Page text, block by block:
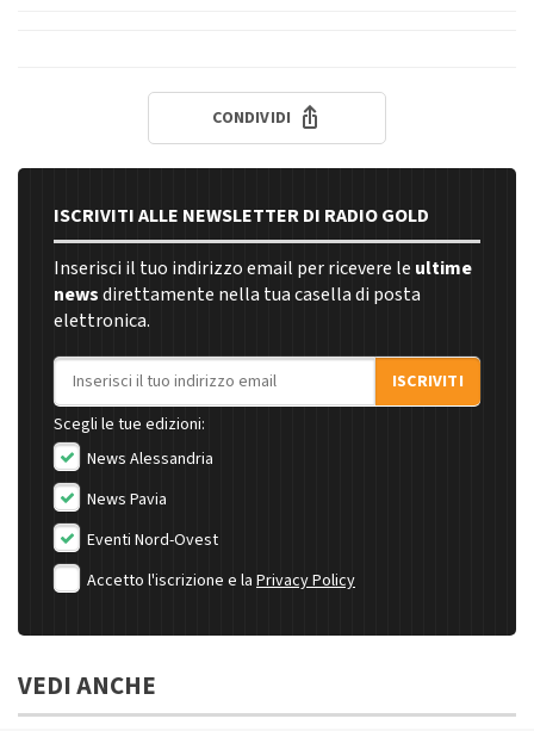
CONDIVIDI
ISCRIVITI ALLE NEWSLETTER DI RADIO GOLD
Inserisci il tuo indirizzo email per ricevere le ultime
newsdirettamente nella tua casella di posta
elettronica.
Indirizzo email
ISCRIVITI
Scegli le tue edizioni:
News Alessandria
News Pavia
Eventi Nord-Ovest
Accetto l'iscrizione e la Privacy Policy
VEDI ANCHE